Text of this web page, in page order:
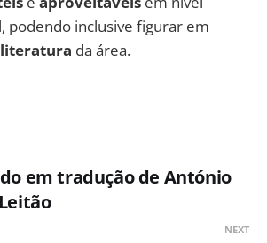
podendo inclusive figurar em
da área.
em tradução de António
NEXT